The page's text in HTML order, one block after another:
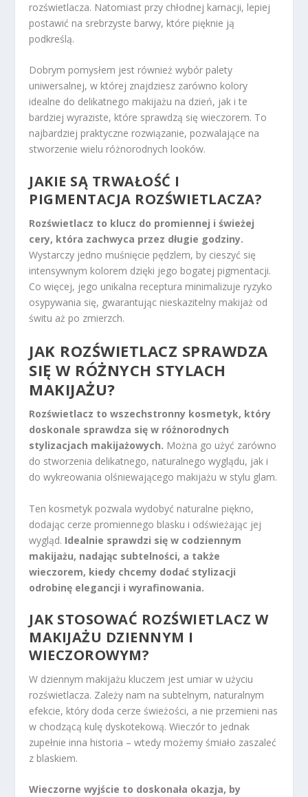
rozświetlacza. Natomiast przy chłodnej karnacji, lepiej
postawić na srebrzyste barwy, które pięknie ją
podkreślą.
Dobrym pomysłem jest również wybór palety
uniwersalnej, w której znajdziesz zarówno kolory
idealne do delikatnego makijażu na dzień, jak i te
bardziej wyraziste, które sprawdzą się wieczorem. To
najbardziej praktyczne rozwiązanie, pozwalające na
stworzenie wielu różnorodnych looków.
JAKIE SĄ TRWAŁOŚĆ I
PIGMENTACJA ROZŚWIETLACZA?
Rozświetlacz to klucz do promiennej i świeżej
cery, która zachwyca przez długie godziny.
Wystarczy jedno muśnięcie pędzlem, by cieszyć się
intensywnym kolorem dzięki jego bogatej pigmentacji.
Co więcej, jego unikalna receptura minimalizuje ryzyko
osypywania się, gwarantując nieskazitelny makijaż od
świtu aż po zmierzch.
JAK ROZŚWIETLACZ SPRAWDZA
SIĘ W RÓŻNYCH STYLACH
MAKIJAŻU?
Rozświetlacz to wszechstronny kosmetyk, który
doskonale sprawdza się w różnorodnych
stylizacjach makijażowych. Można go użyć zarówno
do stworzenia delikatnego, naturalnego wyglądu, jak i
do wykreowania olśniewającego makijażu w stylu glam.
Ten kosmetyk pozwala wydobyć naturalne piękno,
dodając cerze promiennego blasku i odświeżając jej
wygląd. Idealnie sprawdzi się w codziennym
makijażu, nadając subtelności, a także
wieczorem, kiedy chcemy dodać stylizacji
odrobinę elegancji i wyrafinowania.
JAK STOSOWAĆ ROZŚWIETLACZ W
MAKIJAŻU DZIENNYM I
WIECZOROWYM?
W dziennym makijażu kluczem jest umiar w użyciu
rozświetlacza. Zależy nam na subtelnym, naturalnym
efekcie, który doda cerze świeżości, a nie przemieni nas
w chodzącą kulę dyskotekową. Wieczór to jednak
zupełnie inna historia – wtedy możemy śmiało zaszaleć
z blaskiem.
Wieczorne wyjście to doskonała okazja, by